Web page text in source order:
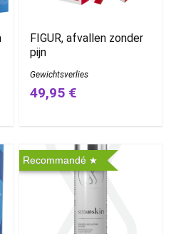
FIGUR, afvallen zonder
pijn
Gewichtsverlies
49,95 €
Recommandé